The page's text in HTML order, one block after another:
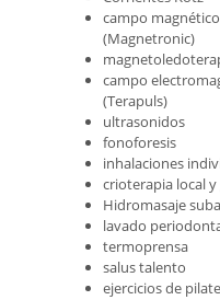
campo
(Magnetronic)
campo
(Terapuls)
ultrasonidos
fonoforesis
inhalaciones
crioterapia local y
Hidromasaje
lavado
termoprensa
salus talento
ejercicios de